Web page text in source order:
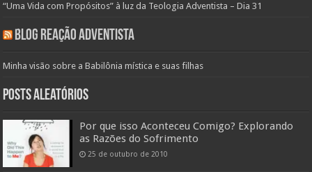
“Uma Vida com Propósitos” à luz da Teologia Adventista – Dia 31
Blog Reação Adventista
Minha visão sobre a Babilônia mística e suas filhas
Posts aleatórios
Por que isso Aconteceu Comigo? Explorando
as Razões do Sofrimento
25 de outubro de 2010